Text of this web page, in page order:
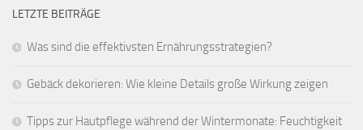
LETZTE BEITRÄGE
Was sind die effektivsten Ernährungsstrategien?
Gebäck dekorieren: Wie kleine Details große Wirkung zeigen
Tipps zur Hautpflege während der Wintermonate: Feuchtigkeit